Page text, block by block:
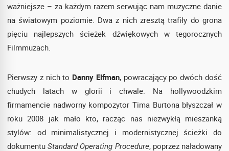
ważniejsze – za każdym razem serwując nam muzyczne danie
na światowym poziomie. Dwa z nich zresztą trafiły do grona
pięciu najlepszych ścieżek dźwiękowych w tegorocznych
Filmmuzach.
Pierwszy z nich to Danny Elfman, powracający po dwóch dość
chudych latach w glorii i chwale. Na hollywoodzkim
firmamencie nadworny kompozytor Tima Burtona błyszczał w
roku 2008 jak mało kto, racząc nas niezwykłą mieszanką
stylów: od minimalistycznej i modernistycznej ścieżki do
dokumentuStandard Operating Procedure, poprzez naładowany